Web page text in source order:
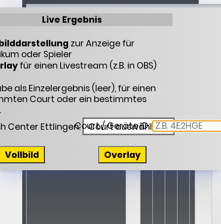
Live Ergebnis
zur Anzeige für
oder Spieler
für einen Livestream (z.B. in OBS)
als Einzelergebnis (leer), für einen
Court oder ein bestimmtes
Center Ettlingen:Court / Geräte ID:
Vollbild Overlay
Landesliga Nord-Baden
Peter Clausen 3 11